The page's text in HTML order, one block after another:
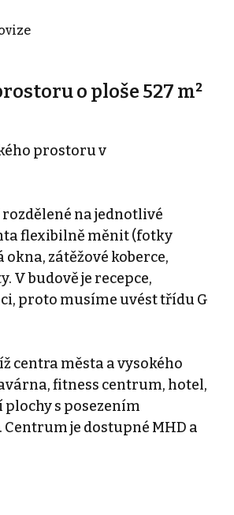
o ploše 527 m²
prostoru v
rozdělené na jednotlivé
flexibilně měnit (fotky
zátěžové koberce,
V budově je recepce,
proto musíme uvést třídu G
centra města a vysokého
fitness centrum, hotel,
s posezením
je dostupné MHD a